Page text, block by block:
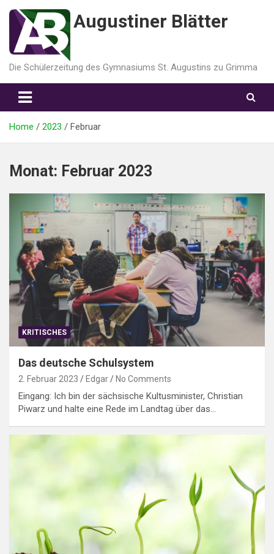
Augustiner Blätter
Die Schülerzeitung des Gymnasiums St. Augustins zu Grimma
Home 2023 Februar
Monat: Februar 2023
KRITISCHES
Das deutsche Schulsystem
2. Februar 2023 Edgar No Comments
Eingang: Ich bin der sächsische Kultusminister, Christian
Piwarz und halte eine Rede im Landtag über das…